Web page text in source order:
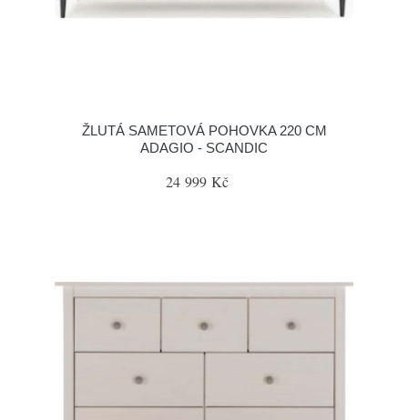
ŽLUTÁ SAMETOVÁ POHOVKA 220 CM
ADAGIO - SCANDIC
24 999 Kč